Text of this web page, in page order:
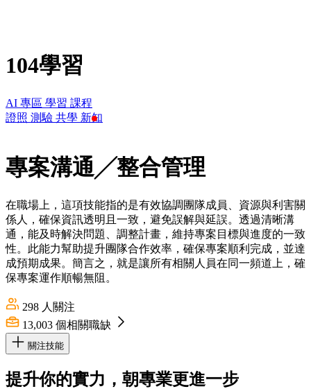
104學習
AI 專區 學習 課程
證照 測驗 共學 新知
專案溝通╱整合管理
在職場上，這項技能指的是有效協調團隊成員、資源與利害關
係人，確保資訊透明且一致，避免誤解與延誤。透過清晰溝
通，能及時解決問題、調整計畫，維持專案目標與進度的一致
性。此能力幫助提升團隊合作效率，確保專案順利完成，並達
成預期成果。簡言之，就是讓所有相關人員在同一頻道上，確
保專案運作順暢無阻。
298 人關注
13,003 個相關職缺
關注技能
提升你的實力，朝專業更進一步